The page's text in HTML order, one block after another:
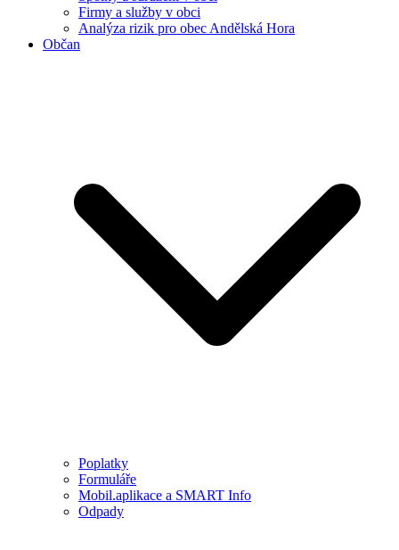
Firmy a služby v obci
Analýza rizik pro obec Andělská Hora
Občan
Poplatky
Formuláře
Mobil.aplikace a SMART Info
Odpady